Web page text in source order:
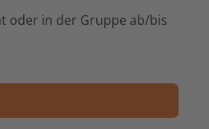
oder in der Gruppe ab/bis